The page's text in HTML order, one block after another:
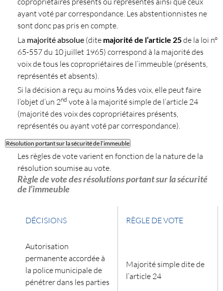
ayant voté par correspondance. Les abstentionnistes ne
sont donc pas pris en compte.
La majorité absolue (dite majorité de l’article 25de la loi n°
65-557 du 10 juillet 1965) correspond à la majorité des
voix de tous les copropriétaires de l’immeuble (présents,
représentés et absents).
Si la décision a reçu au moins ⅓ des voix, elle peut faire
l’objet d’un 2nd vote à la majorité simple de l’article 24
(majorité des voix des copropriétaires présents,
représentés ou ayant voté par correspondance).
Résolution portant sur la sécurité de l’immeuble
Les règles de vote varient en fonction de la nature de la
résolution soumise au vote.
Règle de vote des résolutions portant sur la sécurité
de l’immeuble
DÉCISIONS RÈGLE DE VOTE
Autorisation
permanente accordée à
la police municipale de
pénétrer dans les parties
Majorité simple dite de
l’article 24